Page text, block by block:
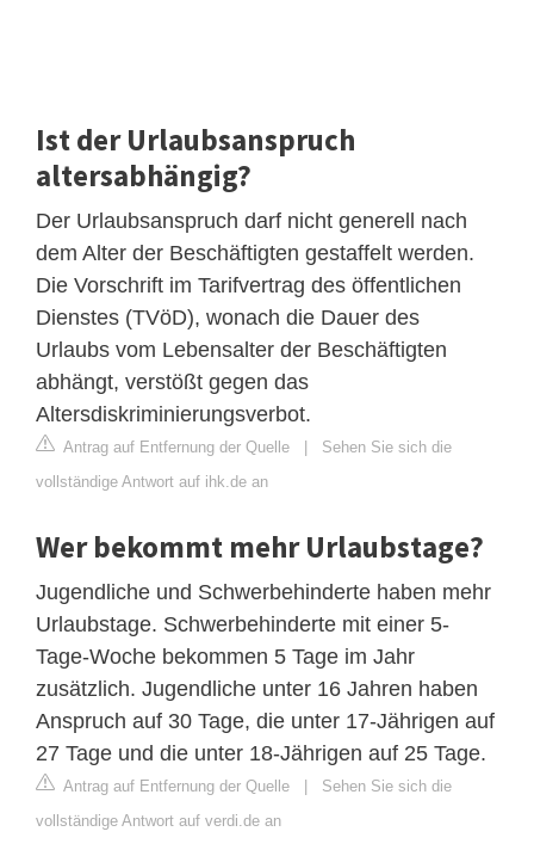
Ist der Urlaubsanspruch
altersabhängig?
Der Urlaubsanspruch darf nicht generell nach
dem Alter der Beschäftigten gestaffelt werden.
Die Vorschrift im Tarifvertrag des öffentlichen
Dienstes (TVöD), wonach die Dauer des
Urlaubs vom Lebensalter der Beschäftigten
abhängt, verstößt gegen das
Altersdiskriminierungsverbot.
Antrag auf Entfernung der Quelle | Sehen Sie sich die
vollständige Antwort auf ihk.de an
Wer bekommt mehr Urlaubstage?
Jugendliche und Schwerbehinderte haben mehr
Urlaubstage. Schwerbehinderte mit einer 5-
Tage-Woche bekommen 5 Tage im Jahr
zusätzlich. Jugendliche unter 16 Jahren haben
Anspruch auf 30 Tage, die unter 17-Jährigen auf
27 Tage und die unter 18-Jährigen auf 25 Tage.
Antrag auf Entfernung der Quelle | Sehen Sie sich die
vollständige Antwort auf verdi.de an